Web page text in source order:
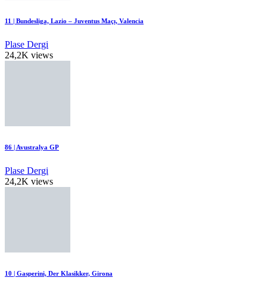
11 | Bundesliga, Lazio – Juventus Maçı, Valencia
Plase Dergi
24,2K views
86 | Avustralya GP
Plase Dergi
24,2K views
10 | Gasperini, Der Klasikker, Girona